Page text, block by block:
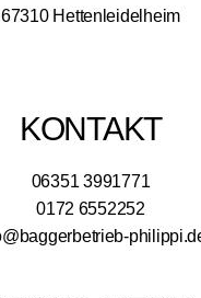
67310 Hettenleidelheim
KONTAKT
06351 3991771
0172 6552252